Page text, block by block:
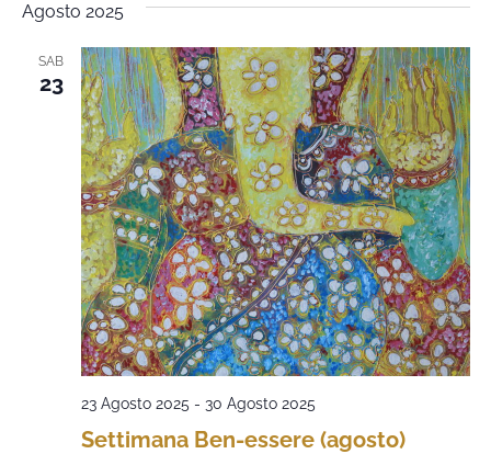
Agosto 2025
SAB
23
Settimana Ben-essere (agosto)
23 Agosto 2025 - 30 Agosto 2025